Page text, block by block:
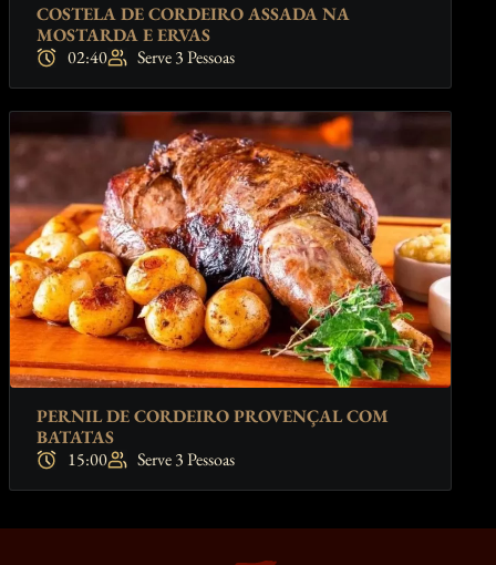
COSTELA DE CORDEIRO ASSADA NA
MOSTARDA E ERVAS
02:40
Serve 3 Pessoas
PERNIL DE CORDEIRO PROVENÇAL COM
BATATAS
15:00
Serve 3 Pessoas